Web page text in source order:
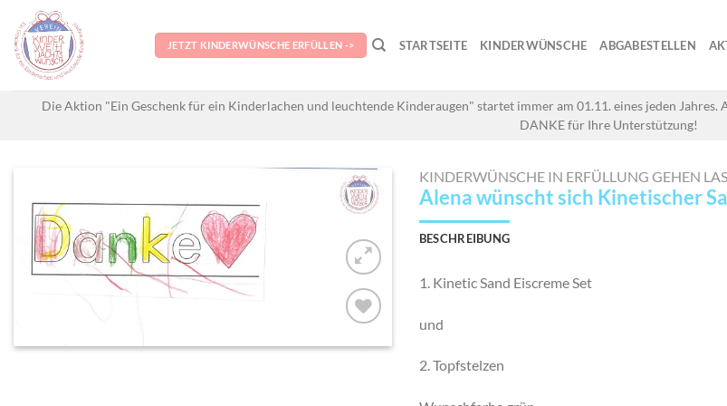
content
JETZT KINDERWÜNSCHE ERFÜLLEN -> STARTSEITE KINDERWÜNSCHE ABGABESTELLEN
Die Aktion "Ein Geschenk für ein Kinderlachen und leuchtende Kinderaugen" startet immer am 01.11. eines jeden Jahres.
DANKE für Ihre Unterstützung!
AUF MEINE
KINDERWÜNSCHE IN ERFÜLLUNG GEHEN
Alena wünscht sich Kinetischer
BESCHREIBUNG
1. Kinetic Sand Eiscreme Set
und
2. Topfstelzen